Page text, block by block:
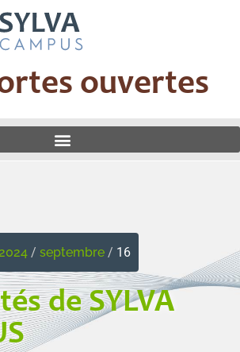
ouvertes
/ septembre / 16
de SYLVA